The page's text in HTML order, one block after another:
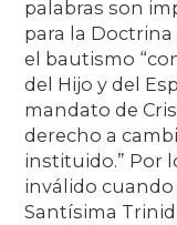
palabras son
para la
el bautismo
del Hijo y del
mandato de
derecho a
instituido.” Por
inválido
Santísima